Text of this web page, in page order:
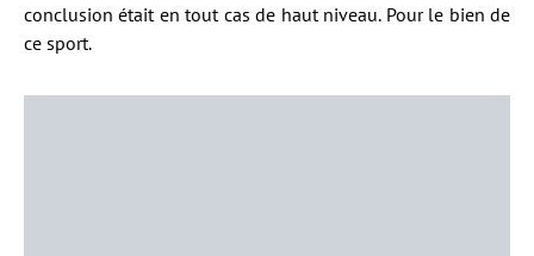
conclusion était en tout cas de haut niveau. Pour le bien de
ce sport.